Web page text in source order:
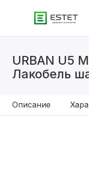
URBAN U5
Лакобель
Описание